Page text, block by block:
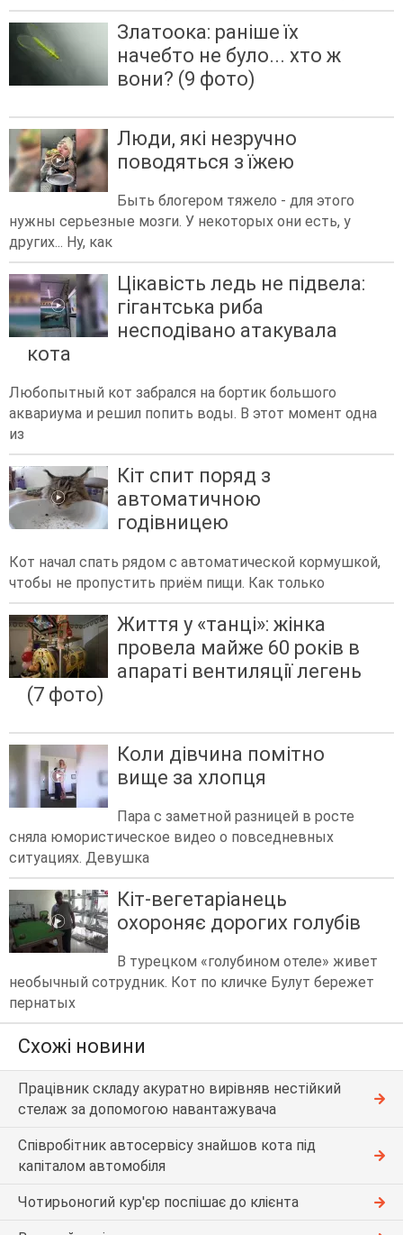
Златоока: раніше їх
начебто не було... хто ж
вони? (9 фото)
Люди, які незручно
поводяться з їжею
Быть блогером тяжело - для этого
нужны серьезные мозги. У некоторых они есть, у
других... Ну, как
Цікавість ледь не підвела:
гігантська риба
несподівано атакувала
кота
Любопытный кот забрался на бортик большого
аквариума и решил попить воды. В этот момент одна
из
Кіт спит поряд з
автоматичною
годівницею
Кот начал спать рядом с автоматической кормушкой,
чтобы не пропустить приём пищи. Как только
Життя у «танці»: жінка
провела майже 60 років в
апараті вентиляції легень
(7 фото)
Коли дівчина помітно
вище за хлопця
Пара с заметной разницей в росте
сняла юмористическое видео о повседневных
ситуациях. Девушка
Кіт-вегетаріанець
охороняє дорогих голубів
В турецком «голубином отеле» живет
необычный сотрудник. Кот по кличке Булут бережет
пернатых
Схожі новини
Працівник складу акуратно вирівняв нестійкий
стелаж за допомогою навантажувача
Співробітник автосервісу знайшов кота під
капіталом автомобіля
Чотирьоногий кур'єр поспішає до клієнта